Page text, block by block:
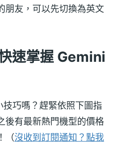
朋友，可以先切換為英文
速掌握 Gemini
巧嗎？趕緊依照下圖指
後有最新熱門機型的價格
（沒收到訂閱通知？點我